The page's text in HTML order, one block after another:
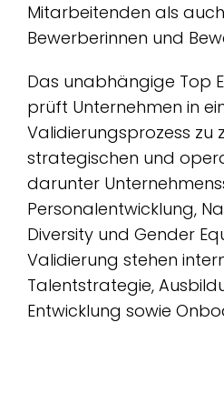
Mitarbeitenden als
Bewerberinnen und
Das unabhängige Top
prüft Unternehmen in
Validierungsprozess zu
strategischen und
darunter
Personalentwicklung,
Diversity und Gender
Validierung stehen
Talentstrategie,
Entwicklung sowie